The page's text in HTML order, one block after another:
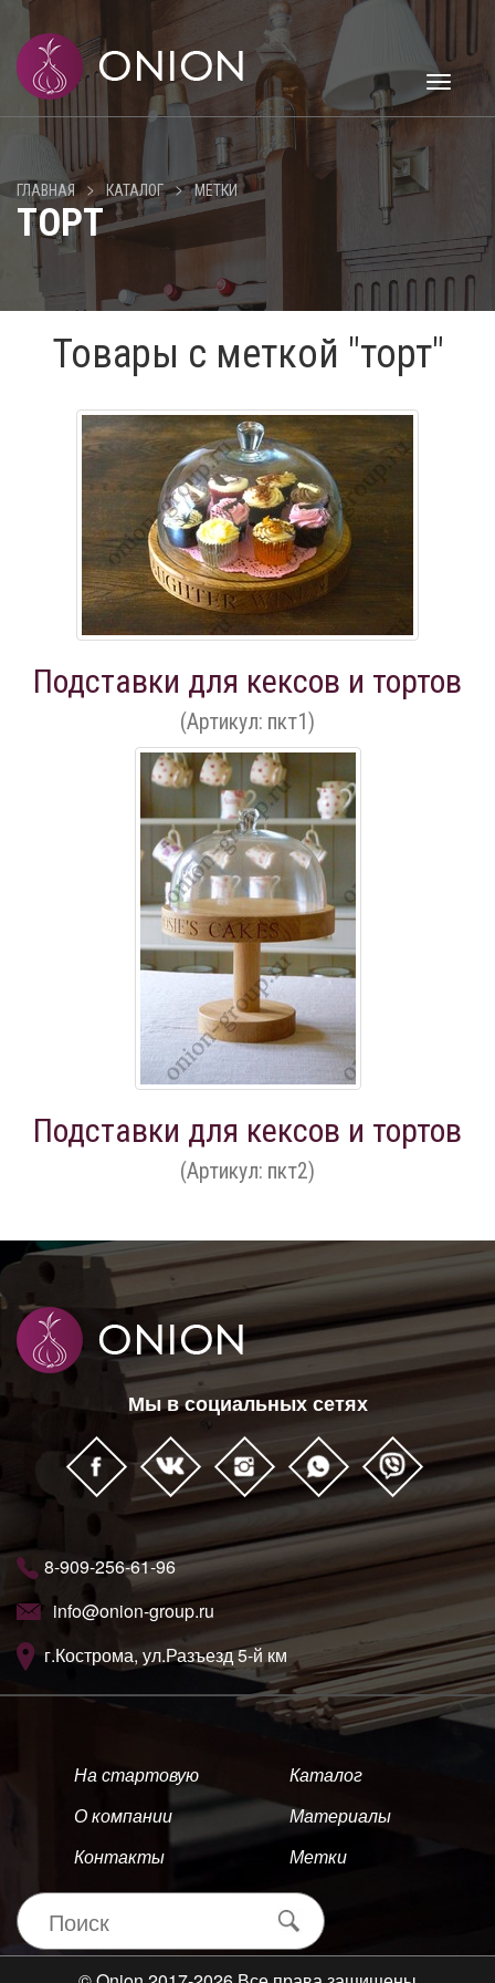
Toggle
ГЛАВНАЯ > КАТАЛОГ > МЕТКИ
ТОРТ
Товары с меткой "торт"
Подставки для кексов и тортов
(Артикул: пкт1)
Подставки для кексов и тортов
(Артикул: пкт2)
Мы в социальных сетях
8-909-256-61-96
info@onion-group.ru
г.Кострома, ул.Разъезд 5-й км
На стартовую
О компании
Контакты
Каталог
Материалы
Метки